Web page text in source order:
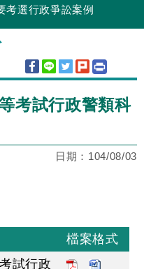
考選行政爭訟案例
考試行政警類科
日期： 104/08/03
檔案格式
試行政